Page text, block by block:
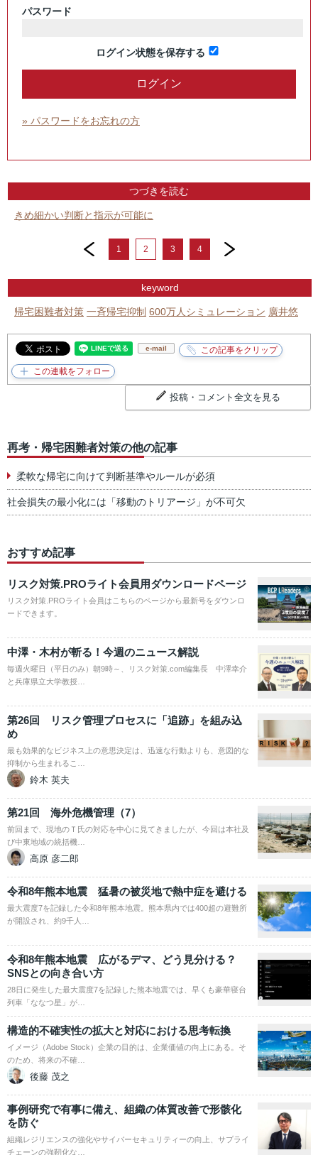
パスワード
ログイン状態を保存する
» パスワードをお忘れの方
つづきを読む
きめ細かい判断と指示が可能に
prev
1 2 3 4
next
keyword
帰宅困難者対策 一斉帰宅抑制 600万人シミュレーション 廣井悠
e-mail
投稿・コメント全文を見る
再考・帰宅困難者対策の他の記事
柔軟な帰宅に向けて判断基準やルールが必須
社会損失の最小化には「移動のトリアージ」が不可欠
おすすめ記事
リスク対策.PROライト会員用ダウンロードページ
リスク対策.PROライト会員はこちらのページから最新号をダウンロ
ードできます。
中澤・木村が斬る！今週のニュース解説
毎週火曜日（平日のみ）朝9時～、リスク対策.com編集長 中澤幸介
と兵庫県立大学教授…
第26回 リスク管理プロセスに「追跡」を組み込
め
最も効果的なビジネス上の意思決定は、迅速な行動よりも、意図的な
抑制から生まれるこ…
鈴木 英夫
第21回 海外危機管理（7）
前回まで、現地のＴ氏の対応を中心に見てきましたが、今回は本社及
び中東地域の統括機…
高原 彦二郎
令和8年熊本地震 猛暑の被災地で熱中症を避ける
最大震度7を記録した令和8年熊本地震。熊本県内では400超の避難所
が開設され、約9千人…
令和8年熊本地震 広がるデマ、どう見分ける？
SNSとの向き合い方
28日に発生した最大震度7を記録した熊本地震では、早くも豪華寝台
列車「ななつ星」が…
構造的不確実性の拡大と対応における思考転換
イメージ（Adobe Stock）企業の目的は、企業価値の向上にある。そ
のため、将来の不確…
後藤 茂之
事例研究で有事に備え、組織の体質改善で形骸化
を防ぐ
組織レジリエンスの強化やサイバーセキュリティーの向上、サプライ
チェーンの強靭化な…